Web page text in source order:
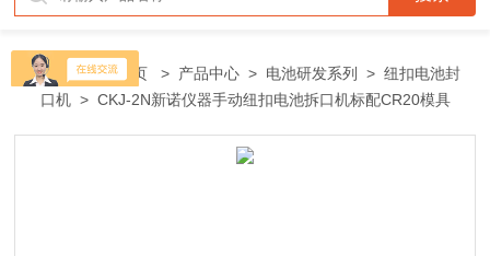
当前位置：首页 > 产品中心 > 电池研发系列 >纽扣电池封
口机 > CKJ-2N新诺仪器手动纽扣电池拆口机标配CR20模具